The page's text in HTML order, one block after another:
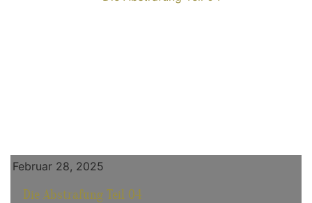
Februar 28, 2025
Die Abstrafung Teil 04